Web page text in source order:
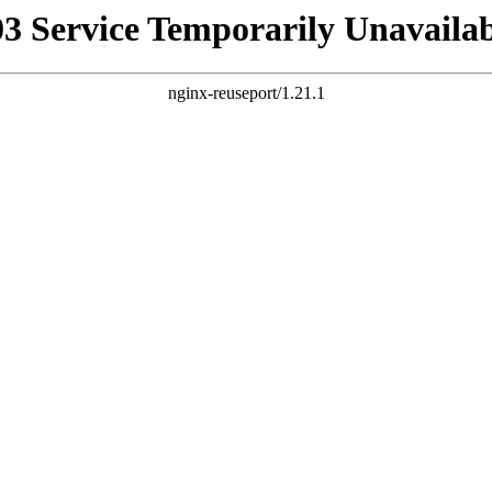
Service Temporarily
nginx-reuseport/1.21.1